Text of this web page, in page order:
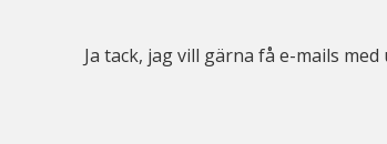
Ja tack, jag vill gärna få e-mails